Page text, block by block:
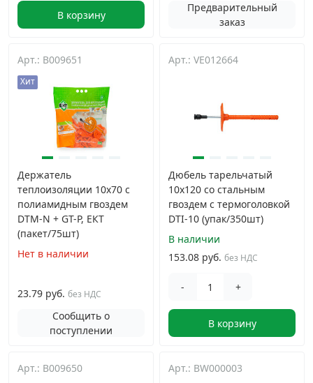
Перфорированный крепеж
Скобяные изделия и мебельная фурнитура
В корзину
Предварительный
заказ
Арт.: B009651
Хит
Держатель
теплоизоляции 10x70 с
полиамидным гвоздем
DTM-N + GT-P, ЕКТ
(пакет/75шт)
Нет в наличии
23.79 руб. без НДС
Сообщить о
поступлении
Арт.: VE012664
Дюбель тарельчатый
10х120 со стальным
гвоздем с термоголовкой
DTI-10 (упак/350шт)
В наличии
153.08 руб. без НДС
- +
В корзину
Арт.: B009650 Арт.: BW000003